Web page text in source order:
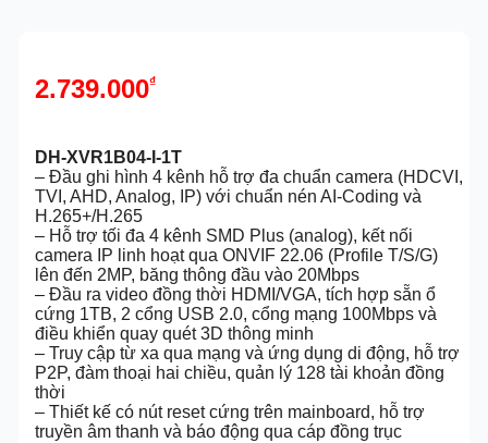
2.739.000₫
DH-XVR1B04-I-1T
– Đầu ghi hình 4 kênh hỗ trợ đa chuẩn camera (HDCVI,
TVI, AHD, Analog, IP) với chuẩn nén AI-Coding và
H.265+/H.265
– Hỗ trợ tối đa 4 kênh SMD Plus (analog), kết nối
camera IP linh hoạt qua ONVIF 22.06 (Profile T/S/G)
lên đến 2MP, băng thông đầu vào 20Mbps
– Đầu ra video đồng thời HDMI/VGA, tích hợp sẵn ổ
cứng 1TB, 2 cổng USB 2.0, cổng mạng 100Mbps và
điều khiển quay quét 3D thông minh
– Truy cập từ xa qua mạng và ứng dụng di động, hỗ trợ
P2P, đàm thoại hai chiều, quản lý 128 tài khoản đồng
thời
– Thiết kế có nút reset cứng trên mainboard, hỗ trợ
truyền âm thanh và báo động qua cáp đồng trục